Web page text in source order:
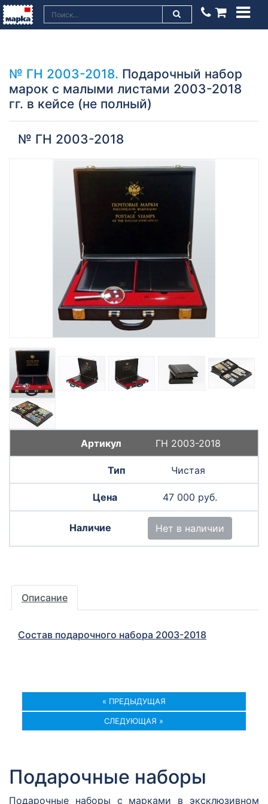
№ ГН 2003-2018. Подарочный набор
марок с малыми листами 2003-2018
гг. в кейсе (не полный)
№ ГН 2003-2018
ГН 2003-2018
Чистая
47 000 руб.
Нет в наличии
Описание
Состав подарочного набора 2003-2018
« ПРЕДЫДУЩАЯ
СЛЕДУЮЩАЯ »
Подарочные наборы
Подарочные наборы с марками в эксклюзивном